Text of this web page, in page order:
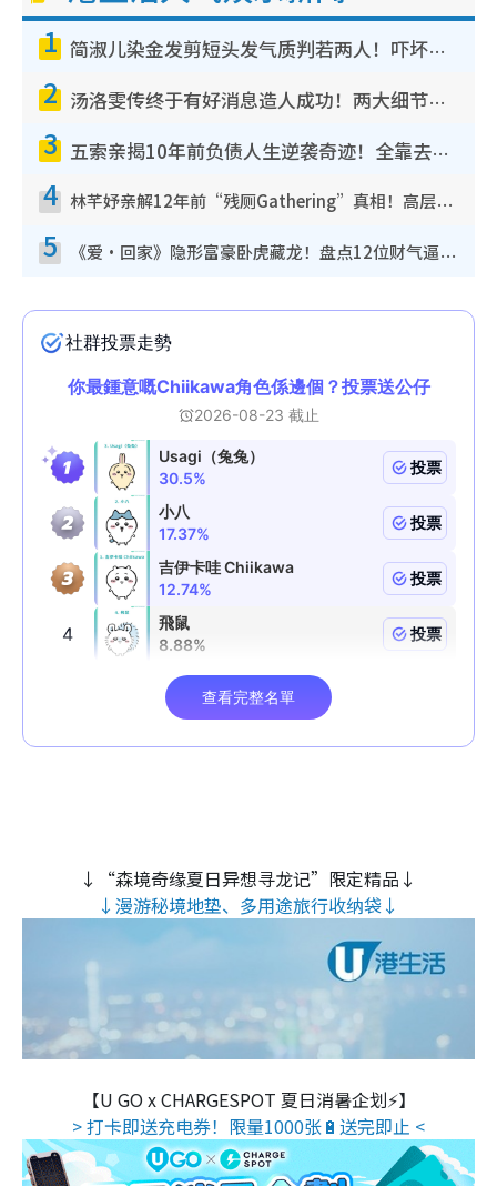
1 简淑儿染金发剪短头发气质判若两人！吓坏老公麦大力都认不出：“你做什么？”
2 汤洛雯传终于有好消息造人成功！两大细节曝孕味极浓引猜测：大肚婆先会咁！
3 五索亲揭10年前负债人生逆袭奇迹！全靠去一地方转运后即遇上马先生
4 林芊妤亲解12年前“残厕Gathering”真相！高层解约一句话重创尊严，至今拒返TVB
5 《爱·回家》隐形富豪卧虎藏龙！盘点12位财气逼人的有钱艺人：这位美女3亿身家不愁做
↓“森境奇缘夏日异想寻龙记”限定精品↓
↓漫游秘境地垫、多用途旅行收纳袋↓
【U GO x CHARGESPOT 夏日消暑企划⚡】
> 打卡即送充电券！限量1000张🔋送完即止 <